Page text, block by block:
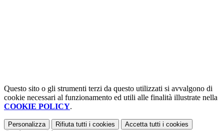
Questo sito o gli strumenti terzi da questo utilizzati si avvalgono di
cookie necessari al funzionamento ed utili alle finalità illustrate nella
COOKIE POLICY.
Personalizza Rifiuta tutti i cookies Accetta tutti i cookies